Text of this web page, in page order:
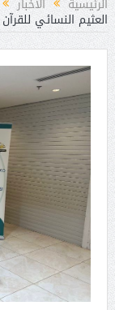
العثيم النسائي